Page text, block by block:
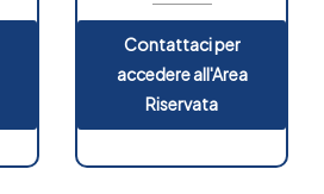
Contattaci per
accedere all'Area
Riservata